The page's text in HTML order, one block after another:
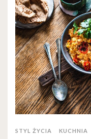
STYL ŻYCIA KUCHNIA